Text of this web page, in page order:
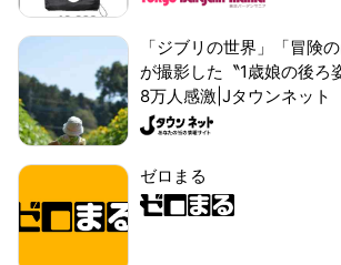
「ジブリの世界」「冒険
が撮影した〝1歳娘の後ろ
8万人感激|Jタウンネット
ゼロまる